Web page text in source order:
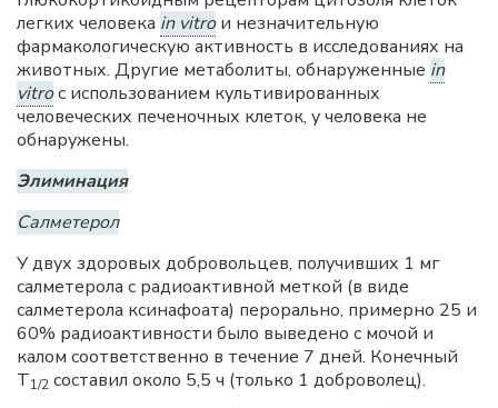
легких человека in vitroи незначительную
фармакологическую активность в исследованиях на
животных. Другие метаболиты, обнаруженные in
vitroс использованием культивированных
человеческих печеночных клеток, у человека не
обнаружены.
Элиминация
Салметерол
У двух здоровых добровольцев, получивших 1 мг
салметерола с радиоактивной меткой (в виде
салметерола ксинафоата) перорально, примерно 25 и
60% радиоактивности было выведено с мочой и
калом соответственно в течение 7 дней. Конечный
Т1/2 составил около 5,5 ч (только 1 доброволец).